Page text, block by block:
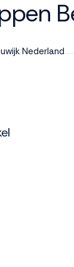
Nederland